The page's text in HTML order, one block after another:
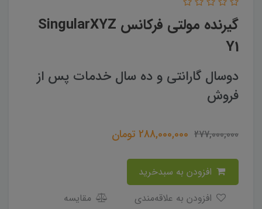
گیرنده مولتی فرکانس SingularXYZ
Y1
دوسال گارانتی و ده سال خدمات پس از
فروش
277,000,000
288,000,000 تومان
مقایسه